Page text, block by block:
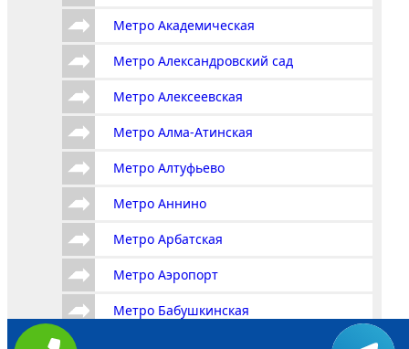
Метро Академическая
Метро Александровский сад
Метро Алексеевская
Метро Алма-Атинская
Метро Алтуфьево
Метро Аннино
Метро Арбатская
Метро Аэропорт
Метро Бабушкинская